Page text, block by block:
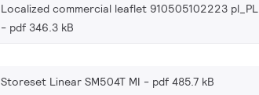
Localized commercial leaflet 910505102223 pl_PL
pdf 346.3 kB
Storeset Linear SM504T MI pdf 485.7 kB